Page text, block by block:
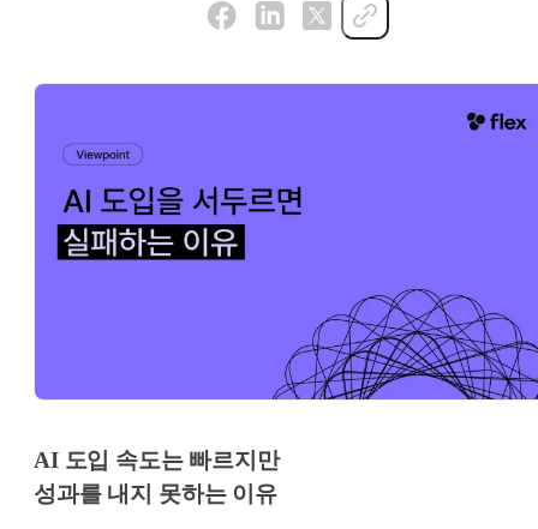
AI 도입 속도는 빠르지만
성과를 내지 못하는 이유